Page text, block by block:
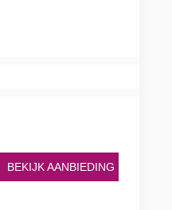
BEKIJK AANBIEDING